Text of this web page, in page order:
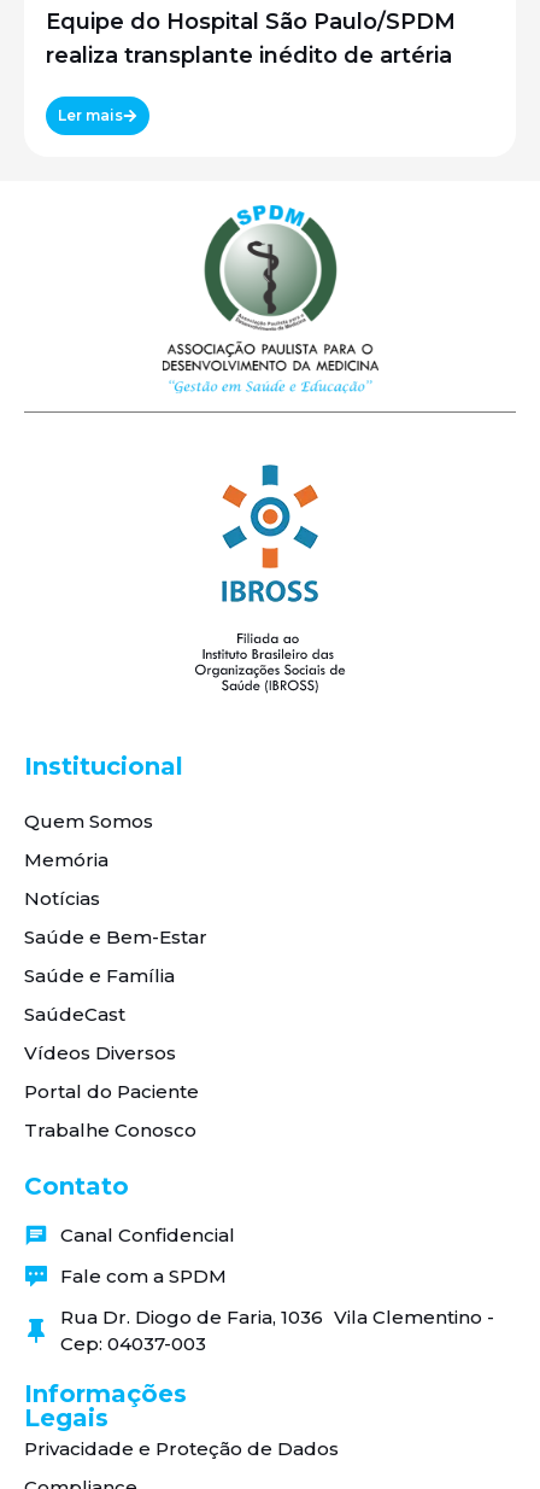
Equipe do Hospital São Paulo/SPDM
realiza transplante inédito de artéria
Ler mais
Institucional
Quem Somos
Memória
Notícias
Saúde e Bem-Estar
Saúde e Família
SaúdeCast
Vídeos Diversos
Portal do Paciente
Trabalhe Conosco
Contato
Canal Confidencial
Fale com a SPDM
Rua Dr. Diogo de Faria, 1036 Vila Clementino -
Cep: 04037-003
Informações
Legais
Privacidade e Proteção de Dados